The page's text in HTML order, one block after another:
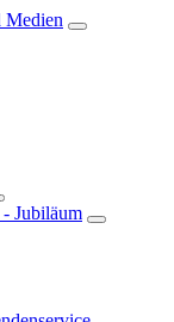
Medien
Jubiläum